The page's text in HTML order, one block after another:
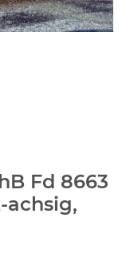
Fd 8663
achsig,